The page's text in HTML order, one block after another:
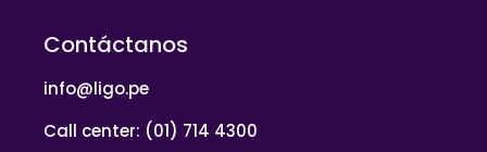
Contáctanos
info@ligo.pe
Call center: (01) 714 4300